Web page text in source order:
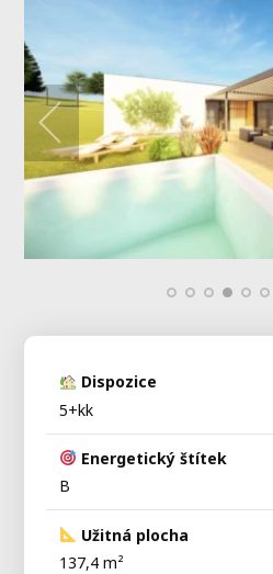
Dispozice
5+kk
Energetický štítek
B
Užitná plocha
137,4 m²